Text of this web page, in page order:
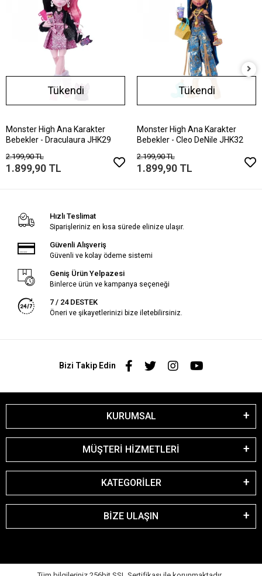
Tükendi
Monster High Ana Karakter
Bebekler - Draculaura JHK29
2.199,90 TL
1.899,90 TL
Tükendi
Monster High Ana Karakter
Bebekler - Cleo DeNile JHK32
2.199,90 TL
1.899,90 TL
Hızlı Teslimat
Siparişleriniz en kısa sürede elinize ulaşır.
Güvenli Alışveriş
Güvenli ve kolay ödeme sistemi
Geniş Ürün Yelpazesi
Binlerce ürün ve kampanya seçeneği
7 / 24 DESTEK
Öneri ve şikayetlerinizi bize iletebilirsiniz.
Bizi Takip Edin
KURUMSAL
MÜŞTERİ HİZMETLERİ
KATEGORİLER
BİZE ULAŞIN